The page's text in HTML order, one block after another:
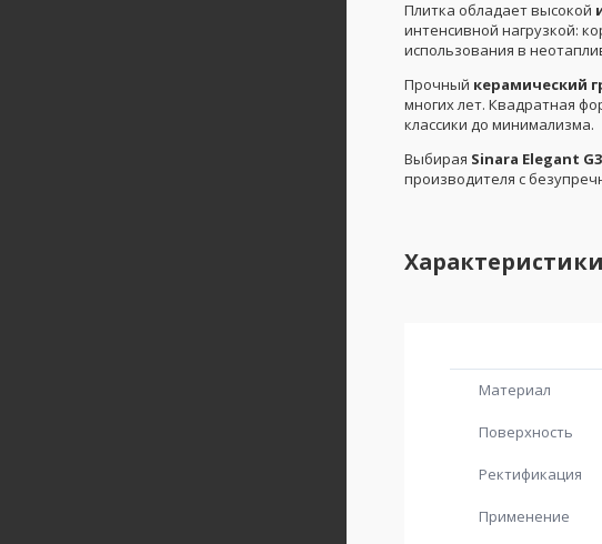
Плитка обладает высокой
интенсивной нагрузкой:
использования в
Прочный керамический
многих лет. Квадратная
классики до минимализма.
Выбирая Sinara Elegant
производителя с
Характеристики
Материал
Поверхность
Ректификация
Применение